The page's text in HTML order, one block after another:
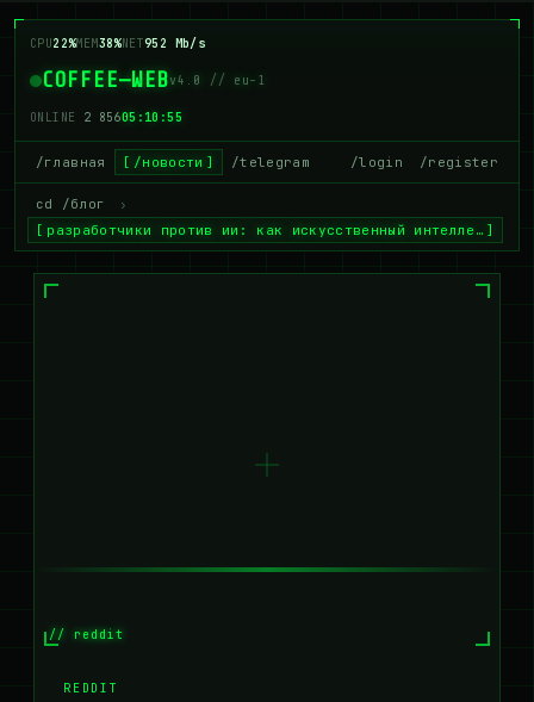
CPU22%MEM38%NET952 Mb/s
COFFEE—WEBv4.0 // eu-1
ONLINE 2 85605:10:55
/главная /новости /telegram /login /register
cd /блог
›
разработчики против ии: как искусственный интелле…
// reddit
REDDIT